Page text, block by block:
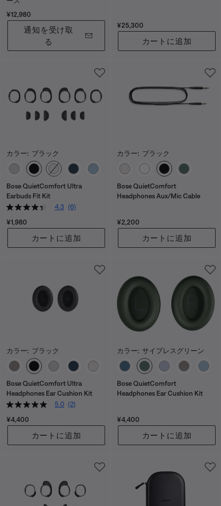
価格:
¥12,980
通知を受け取
る
価格:
¥25,300
カートに追加
カラー: ブラック
カラーの選択
Bose QuietComfort Ultra
Earbuds Fit Kit
4.3 (6)
価格:
¥1,980
カートに追加
カラー: ブラック
カラーの選択
Bose QuietComfort
Headphones Aux/Mic Cable
価格:
¥2,200
カートに追加
カラー: ブラック
カラーの選択
Bose QuietComfort Ultra
Headphones Ear Cushion Kit
5.0 (2)
価格:
¥4,400
カートに追加
カラー: サイプレスグリーン
カラーの選択
Bose QuietComfort
Headphones Ear Cushion Kit
価格:
¥4,400
カートに追加